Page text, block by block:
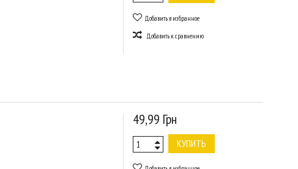
Добавить в избранное
Добавить к сравнению
49,99 Грн
КУПИТЬ